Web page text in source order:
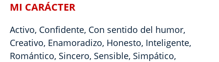
MI CARÁCTER
Activo, Confidente, Con sentido del humor,
Creativo, Enamoradizo, Honesto, Inteligente,
Romántico, Sincero, Sensible, Simpático,